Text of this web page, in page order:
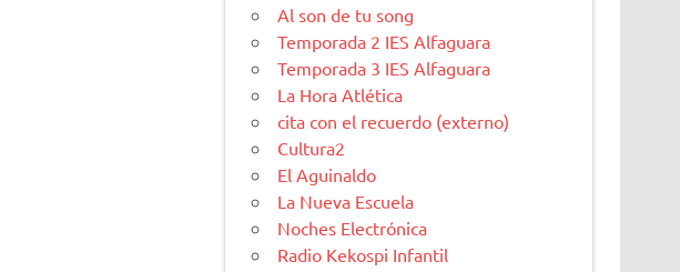
Al son de tu song
Temporada 2 IES Alfaguara
Temporada 3 IES Alfaguara
La Hora Atlética
cita con el recuerdo (externo)
Cultura2
El Aguinaldo
La Nueva Escuela
Noches Electrónica
Radio Kekospi Infantil